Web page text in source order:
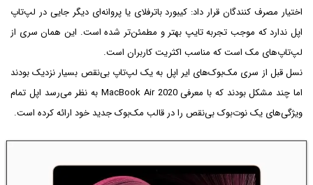
اختیار مصرف کنندگان قرار داد: کیبورد باترفلای یا پروانه‌ای دیگر جایی در لپ‌تاپ
اپل ندارد که موجب تجربه تایپ بهتر و مطمئن‌تر شده است. این همان سری از
لپ‌تاپ‌های مک است که مناسب اکثریت کاربران است.
نسل قبل از سری مک‌بوک‌های ایر اپل به یک لپ‌تاپ بی‌نقص بسیار نزدیک بودند
اما چند مشکل بودند که با معرفی MacBook Air 2020 به نظر می‌رسد اپل تمام
ویژگی‌های یک نوت‌بوک بی‌نقص را در قالب مک‌بوک جدید خود ارائه کرده است.